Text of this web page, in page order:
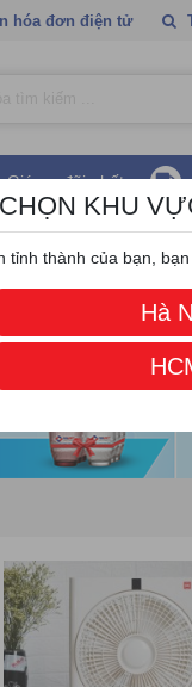
In hóa đơn điện tử
Giá ưu đãi nhất
CHỌN KHU
tỉnh thành của bạn,
Hà